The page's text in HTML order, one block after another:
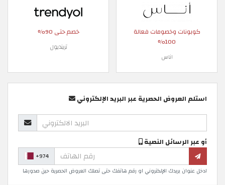
كوبونات وخصومات فعالة
100%
اناس
خصم حتى 90%
ترينديول
استلم العروض الحصرية عبر البريد الإلكتروني
أو عبر الرسائل النصية
+974
ادخل عنوان بريدك الإلكتروني او رقم هاتفك حتى تصلك العروض الحصرية حين صدورها